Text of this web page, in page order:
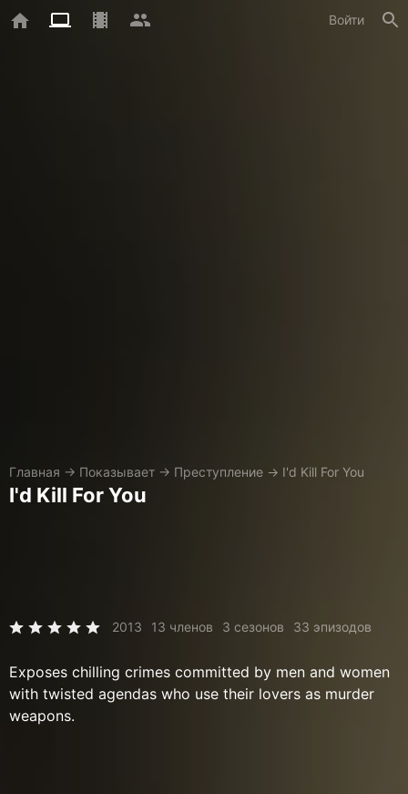
Войти
Главная → Показывает → Преступление → I'd Kill For You
I'd Kill For You
2013 13 членов 3 сезонов 33 эпизодов
Exposes chilling crimes committed by men and women
with twisted agendas who use their lovers as murder
weapons.